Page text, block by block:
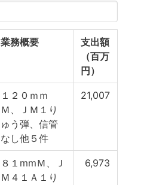
業務概要
支出額
（百万
円）
１２０ｍｍ
Ｍ、ＪＭ１り
ゅう弾、信管
なし他５件
21,007
８１mmＭ、Ｊ
Ｍ４１Ａ１り
6,973